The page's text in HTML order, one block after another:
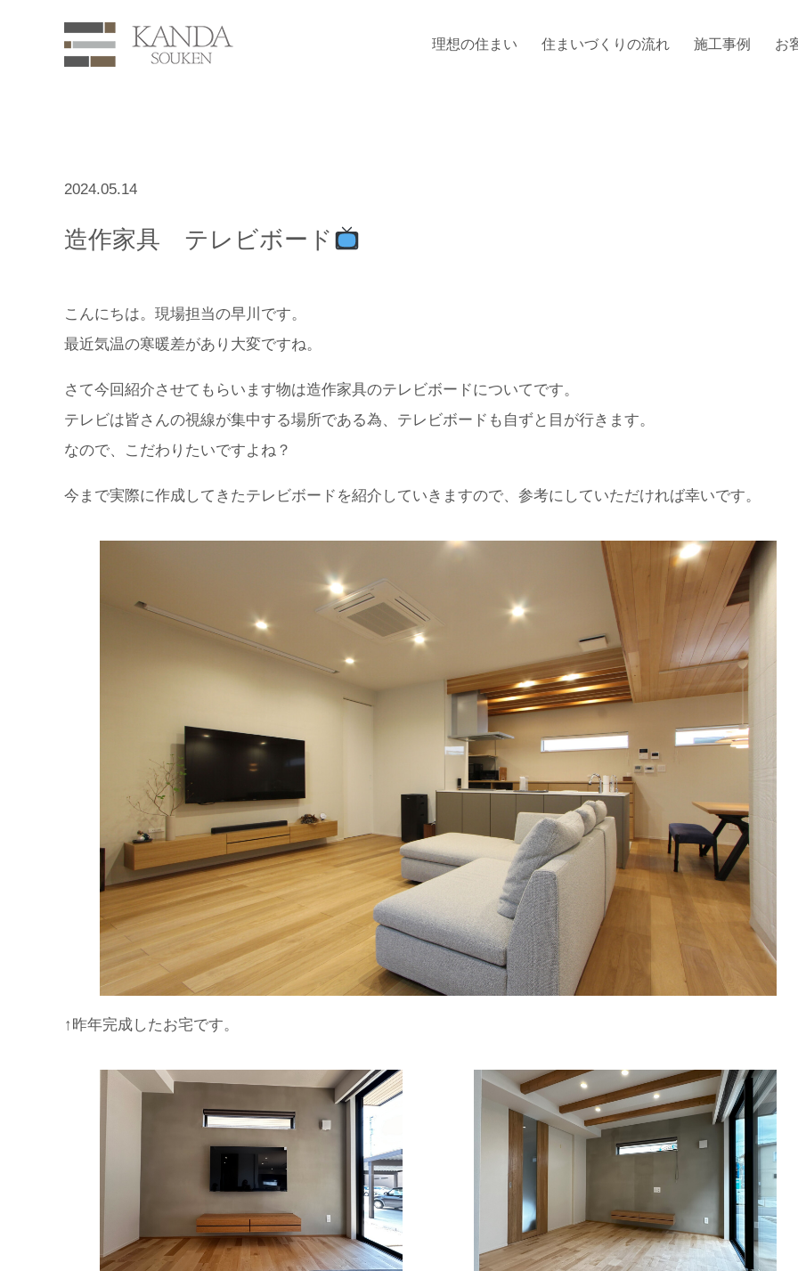
理想の住まい 住まいづくりの流れ 施工事例 お
2024.05.14
造作家具 テレビボード
こんにちは。現場担当の早川です。
最近気温の寒暖差があり大変ですね。
さて今回紹介させてもらいます物は造作家具のテレビボードについてです。
テレビは皆さんの視線が集中する場所である為、テレビボードも自ずと目が行きます。
なので、こだわりたいですよね？
今まで実際に作成してきたテレビボードを紹介していきますので、参考にしていただければ幸いです。
↑昨年完成したお宅です。